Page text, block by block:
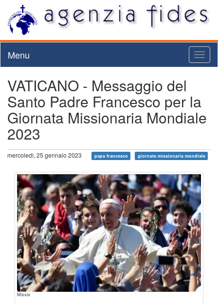
Menu
VATICANO - Messaggio del
Santo Padre Francesco per la
Giornata Missionaria Mondiale
2023
mercoledì, 25 gennaio 2023 papa francesco giornata missionaria mondiale
Missio